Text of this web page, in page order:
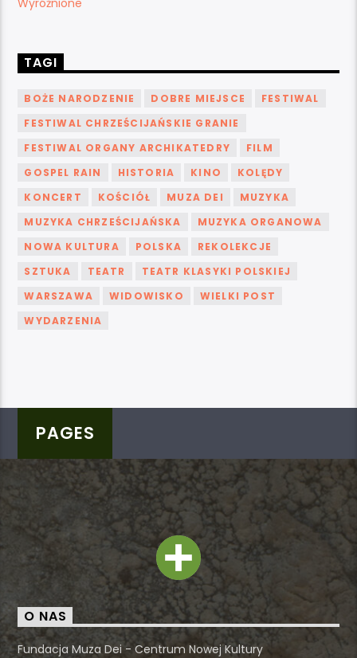
TAGI
BOŻE NARODZENIE DOBRE MIEJSCE
FESTIWAL
FESTIWAL CHRZEŚCIJAŃSKIE GRANIE
FESTIWAL ORGANY ARCHIKATEDRY
FILM
GOSPEL RAIN
HISTORIA KINO
KOLĘDY
KONCERT
KOŚCIÓŁ MUZA DEI
MUZYKA
MUZYKA CHRZEŚCIJAŃSKA
MUZYKA ORGANOWA
NOWA KULTURA
POLSKA
REKOLEKCJE
SZTUKA
TEATR
TEATR KLASYKI POLSKIEJ
WARSZAWA
WIDOWISKO
WIELKI POST
WYDARZENIA
PAGES
O NAS
Fundacja Muza Dei - Centrum Nowej Kultury